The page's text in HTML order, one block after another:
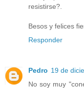
resistirse?.
Besos y felices
Responder
Pedro 19 de
No soy muy